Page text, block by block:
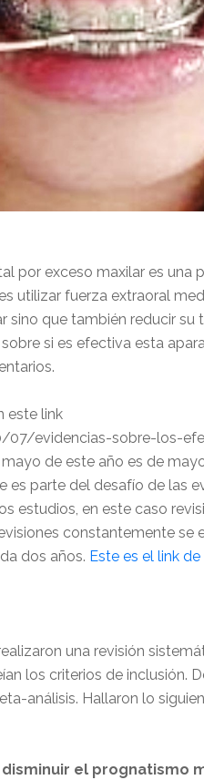
por exceso maxilar es una
utilizar fuerza extraoral
sino que también reducir su
si es efectiva esta
este link
evidencias-sobre-los-
de este año es de
es parte del desafío de las
estudios, en este caso
constantemente se
dos años. Este es el link
una revisión
los criterios de inclusión.
análisis. Hallaron lo
el prognatismo